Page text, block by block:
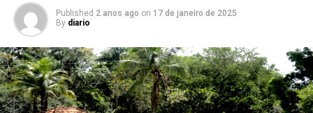
Published 2 anos ago on 17 de janeiro de 2025
By diario